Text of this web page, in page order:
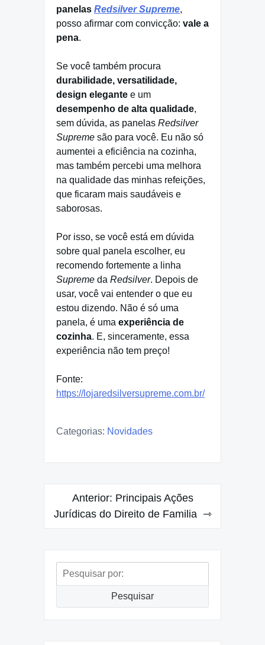
panelas Redsilver Supreme,
posso afirmar com convicção: vale a
pena.
Se você também procura
durabilidade, versatilidade,
design elegante e um
desempenho de alta qualidade,
sem dúvida, as panelas Redsilver
Supreme são para você. Eu não só
aumentei a eficiência na cozinha,
mas também percebi uma melhora
na qualidade das minhas refeições,
que ficaram mais saudáveis e
saborosas.
Por isso, se você está em dúvida
sobre qual panela escolher, eu
recomendo fortemente a linha
Supreme da Redsilver. Depois de
usar, você vai entender o que eu
estou dizendo. Não é só uma
panela, é uma experiência de
cozinha. E, sinceramente, essa
experiência não tem preço!
Fonte:
https://lojaredsilversupreme.com.br/
Categorias: Novidades
Navegação
de
Anterior: Principais Ações
Jurídicas do Direito de Familia
Pesquisar
Pesquisar